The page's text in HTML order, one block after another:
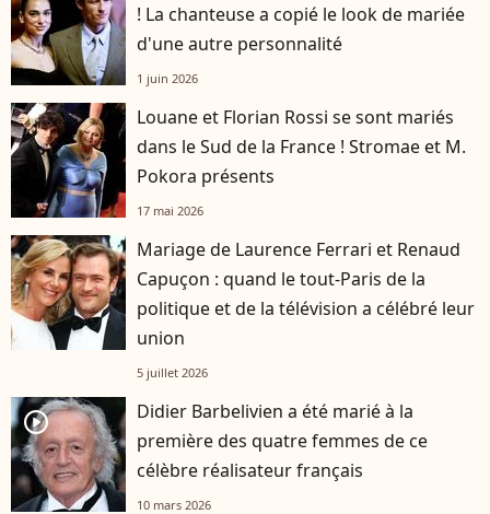
! La chanteuse a copié le look de mariée
d'une autre personnalité
1 juin 2026
Louane et Florian Rossi se sont mariés
dans le Sud de la France ! Stromae et M.
Pokora présents
17 mai 2026
Mariage de Laurence Ferrari et Renaud
Capuçon : quand le tout-Paris de la
politique et de la télévision a célébré leur
union
5 juillet 2026
player2
Didier Barbelivien a été marié à la
première des quatre femmes de ce
célèbre réalisateur français
10 mars 2026